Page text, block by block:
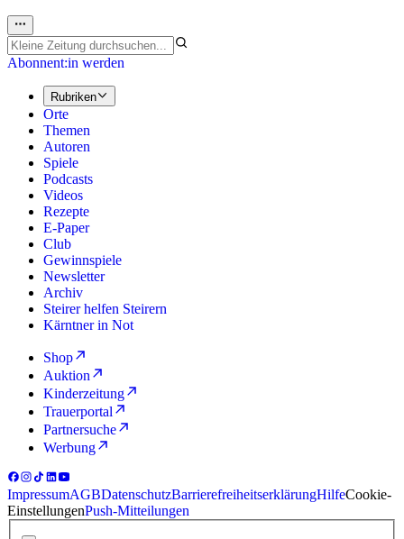
Abonnent:in werden
Rubriken
Orte
Themen
Autoren
Spiele
Podcasts
Videos
Rezepte
E-Paper
Club
Gewinnspiele
Newsletter
Archiv
Steirer helfen Steirern
Kärntner in Not
Shop
Auktion
Kinderzeitung
Trauerportal
Partnersuche
Werbung
ImpressumAGBDatenschutzBarrierefreiheitserklärungHilfeCookie-
EinstellungenPush-Mitteilungen